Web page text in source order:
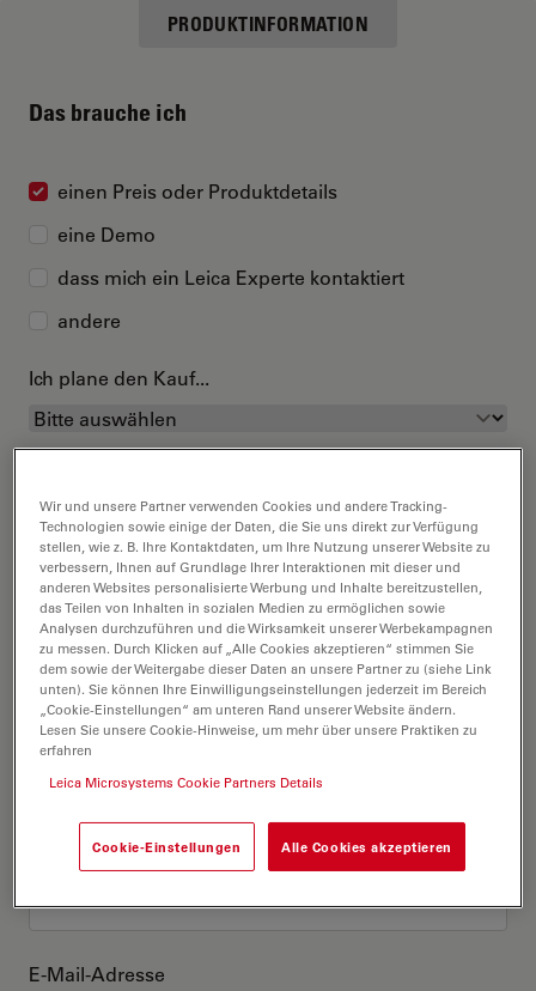
PRODUKTINFORMATION
Das brauche ich
einen Preis oder Produktdetails
eine Demo
dass mich ein Leica Experte kontaktiert
andere
Ich plane den Kauf...
Das bin ich
Akademischer Grad
Vorname
Nachname
E-Mail-Adresse
Wir und unsere Partner verwenden Cookies und andere Tracking-
Technologien sowie einige der Daten, die Sie uns direkt zur Verfügung
stellen, wie z. B. Ihre Kontaktdaten, um Ihre Nutzung unserer Website zu
verbessern, Ihnen auf Grundlage Ihrer Interaktionen mit dieser und
anderen Websites personalisierte Werbung und Inhalte bereitzustellen,
das Teilen von Inhalten in sozialen Medien zu ermöglichen sowie
Analysen durchzuführen und die Wirksamkeit unserer Werbekampagnen
zu messen. Durch Klicken auf „Alle Cookies akzeptieren“ stimmen Sie
dem sowie der Weitergabe dieser Daten an unsere Partner zu (siehe Link
unten). Sie können Ihre Einwilligungseinstellungen jederzeit im Bereich
„Cookie-Einstellungen“ am unteren Rand unserer Website ändern.
Lesen Sie unsere Cookie-Hinweise, um mehr über unsere Praktiken zu
erfahren
Leica Microsystems Cookie Partners Details
Cookie-Einstellungen Alle Cookies akzeptieren